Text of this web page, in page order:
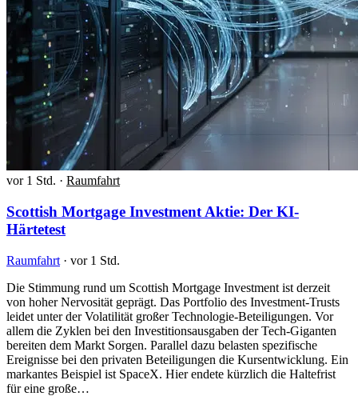
vor 1 Std. · Raumfahrt
Scottish Mortgage Investment Aktie: Der KI-
Härtetest
Raumfahrt · vor 1 Std.
Die Stimmung rund um Scottish Mortgage Investment ist derzeit
von hoher Nervosität geprägt. Das Portfolio des Investment-Trusts
leidet unter der Volatilität großer Technologie-Beteiligungen. Vor
allem die Zyklen bei den Investitionsausgaben der Tech-Giganten
bereiten dem Markt Sorgen. Parallel dazu belasten spezifische
Ereignisse bei den privaten Beteiligungen die Kursentwicklung. Ein
markantes Beispiel ist SpaceX. Hier endete kürzlich die Haltefrist
für eine große…